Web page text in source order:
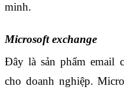
minh.
Microsoft exchange
Đây là sản phẩm email
cho doanh nghiệp.